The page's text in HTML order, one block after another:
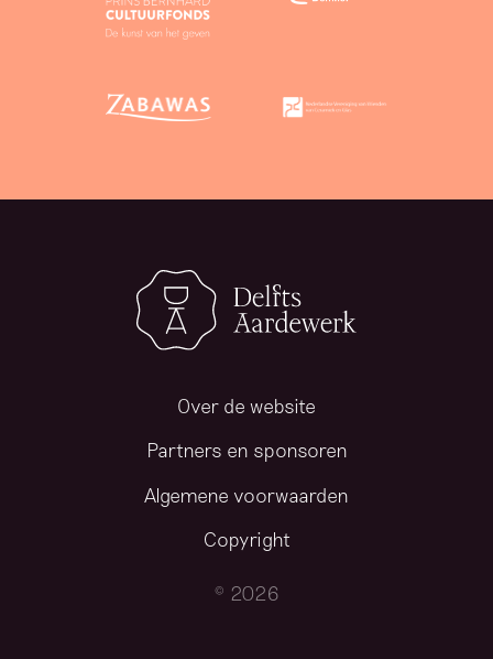
Over de website
Partners en sponsoren
Algemene voorwaarden
Copyright
© 2026